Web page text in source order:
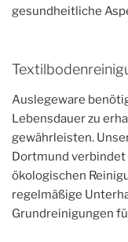
gesundheitliche
Auslegeware
Lebensdauer zu
gewährleisten.
Dortmund
ökologischen
regelmäßige
Grundreinigungen